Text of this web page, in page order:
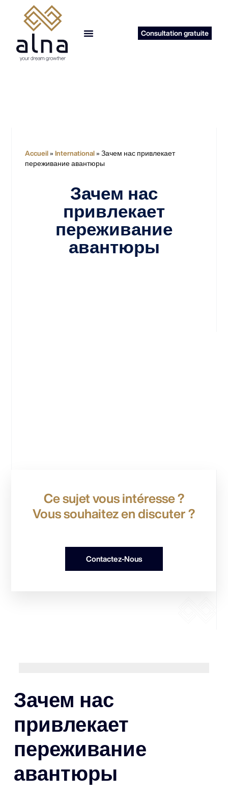
Consultation gratuite
Accueil» International» Зачем нас привлекает
переживание авантюры
Зачем нас
привлекает
переживание
авантюры
Ce sujet vous intéresse ?
Vous souhaitez en discuter ?
Contactez-Nous
Зачем нас
привлекает
переживание
авантюры